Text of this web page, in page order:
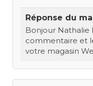
Réponse du
Bonjour Nathalie
commentaire et
votre magasin